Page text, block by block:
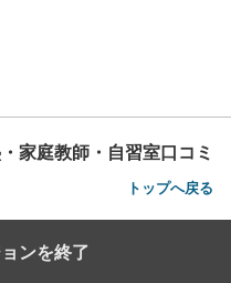
家庭教師・自習室口コミ
トップへ戻る
ンを終了